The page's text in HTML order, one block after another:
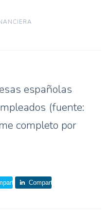
españolas
(fuente:
completo por
Comparte